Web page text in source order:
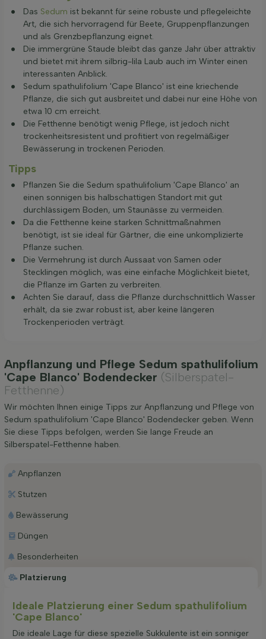
Das Sedum ist bekannt für seine robuste und pflegeleichte
Art, die sich hervorragend für Beete, Gruppenpflanzungen
und als Grenzbepflanzung eignet.
Die immergrüne Staude bleibt das ganze Jahr über attraktiv
und bietet mit ihrem silbrig-lila Laub auch im Winter einen
interessanten Anblick.
Sedum spathulifolium 'Cape Blanco' ist eine kriechende
Pflanze, die sich gut ausbreitet und dabei nur eine Höhe von
etwa 10 cm erreicht.
Die Fetthenne benötigt wenig Pflege, ist jedoch nicht
trockenheitsresistent und profitiert von regelmäßiger
Bewässerung in trockenen Perioden.
Tipps
Pflanzen Sie die Sedum spathulifolium 'Cape Blanco' an
einen sonnigen bis halbschattigen Standort mit gut
durchlässigem Boden, um Staunässe zu vermeiden.
Da die Fetthenne keine starken Schnittmaßnahmen
benötigt, ist sie ideal für Gärtner, die eine unkomplizierte
Pflanze suchen.
Die Vermehrung ist durch Aussaat von Samen oder
Stecklingen möglich, was eine einfache Möglichkeit bietet,
die Pflanze im Garten zu verbreiten.
Achten Sie darauf, dass die Pflanze durchschnittlich Wasser
erhält, da sie zwar robust ist, aber keine längeren
Trockenperioden verträgt.
Anpflanzung und Pflege Sedum spathulifolium
'Cape Blanco' Bodendecker (Silberspatel-
Fetthenne)
Wir möchten Ihnen einige Tipps zur Anpflanzung und Pflege von
Sedum spathulifolium 'Cape Blanco' Bodendecker geben. Wenn
Sie diese Tipps befolgen, werden Sie lange Freude an
Silberspatel-Fetthenne haben.
Platzierung
Anpflanzen
Stutzen
Bewässerung
Düngen
Besonderheiten
Ideale Platzierung einer Sedum spathulifolium
'Cape Blanco'
Die ideale Lage für diese spezielle Sukkulente ist ein sonniger